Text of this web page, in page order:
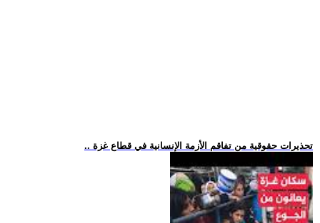
.. تحذيرات حقوقية من تفاقم الأزمة الإنسانية في قطاع غزة